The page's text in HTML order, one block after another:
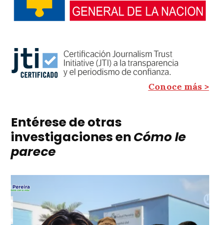
Conoce más >
Entérese de otras
investigaciones en Cómo le
parece